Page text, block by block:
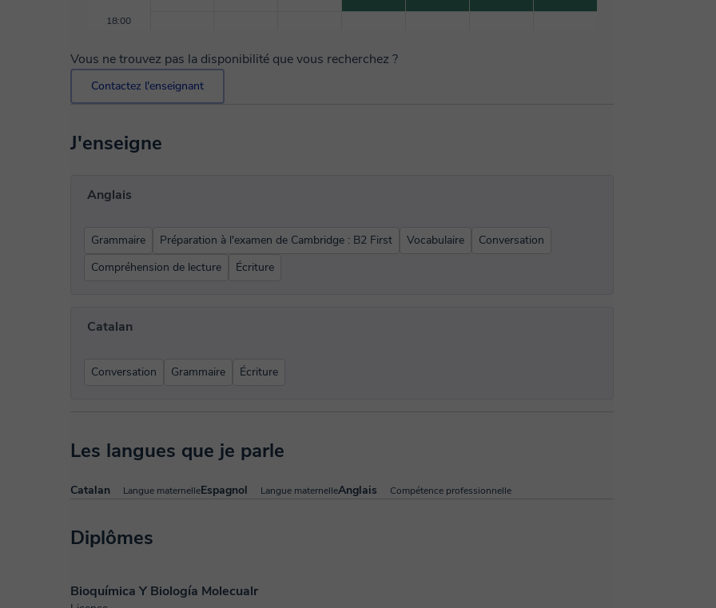
18:00
Vous ne trouvez pas la disponibilité que vous recherchez ?
Contactez l'enseignant
J'enseigne
Anglais
Grammaire Préparation à l'examen de Cambridge : B2 First Vocabulaire
Conversation
Compréhension de lecture
Écriture
Catalan
Conversation Grammaire Écriture
Les langues que je parle
Catalan Langue maternelleEspagnol Langue maternelleAnglais Compétence professionnelle
Diplômes
Bioquímica Y Biología Molecualr